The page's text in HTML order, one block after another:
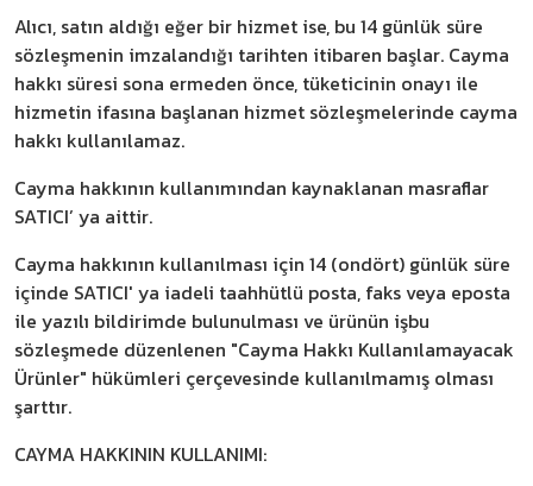
Alıcı, satın aldığı eğer bir hizmet ise, bu 14 günlük süre
sözleşmenin imzalandığı tarihten itibaren başlar. Cayma
hakkı süresi sona ermeden önce, tüketicinin onayı ile
hizmetin ifasına başlanan hizmet sözleşmelerinde cayma
hakkı kullanılamaz.
Cayma hakkının kullanımından kaynaklanan masraflar
SATICI’ ya aittir.
Cayma hakkının kullanılması için 14 (ondört) günlük süre
içinde SATICI' ya iadeli taahhütlü posta, faks veya eposta
ile yazılı bildirimde bulunulması ve ürünün işbu
sözleşmede düzenlenen "Cayma Hakkı Kullanılamayacak
Ürünler" hükümleri çerçevesinde kullanılmamış olması
şarttır.
CAYMA HAKKININ KULLANIMI: